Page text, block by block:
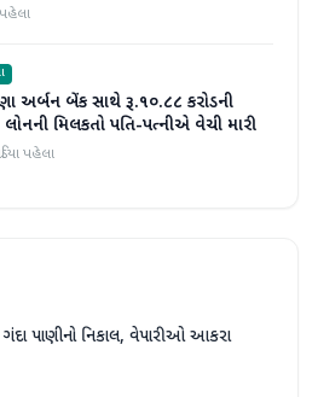
અર્બન બેંક સાથે રૂ.૧૦.૮૮ કરોડની
મિલકતો પતિ-પત્નીએ વેચી મારી
પહેલા
ગંદા પાણીનો નિકાલ, વેપારીઓ આકરા